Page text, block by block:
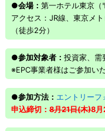
●会場： 第一ホテル東京
アクセス：JR線、東京メ
（徒歩2分）
●参加対象者： 投資家、需
※EPC事業者様はご参加い
●参加方法： エントリーフ
申込締切： 8月21日(木)8月